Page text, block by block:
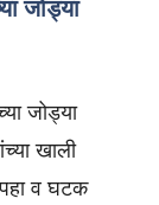
जोड्या
जोड्या
खाली
व घटक